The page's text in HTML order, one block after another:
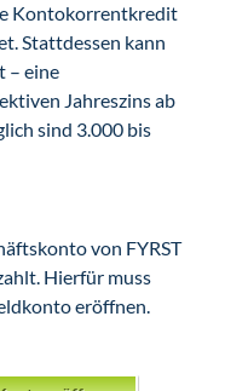
Kontokorrentkredit
Stattdessen kann
– eine
Jahreszins ab
sind 3.000 bis
von FYRST
Hierfür muss
eröffnen.